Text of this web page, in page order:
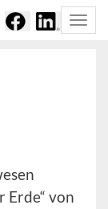
Erde“ von